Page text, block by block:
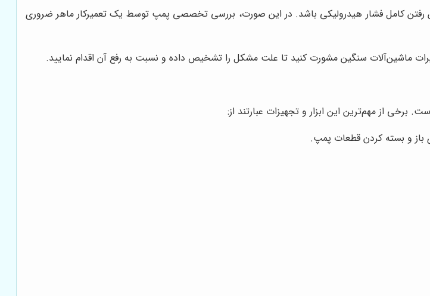
کامل فشار هیدرولیکی باشد. در این صورت، بررسی تخصصی پمپ توسط یک تعمیرکار ماهر ضروری
سنگین مشورت کنید تا علت مشکل را تشخیص داده و نسبت به رفع آن اقدام نمایید.
باز و بسته کردن قطعات پمپ.